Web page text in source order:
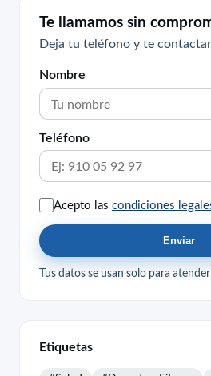
Te llamamos sin
Deja tu teléfono y te
Nombre
Teléfono
Acepto las condiciones
Enviar
Tus datos se usan solo para
Etiquetas